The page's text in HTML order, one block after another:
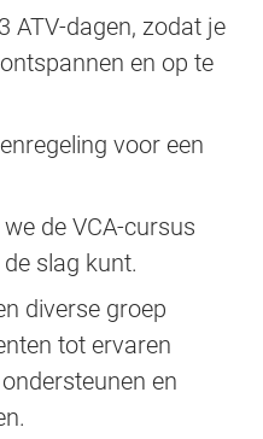
ATV-dagen, zodat je
en op te
voor een
de VCA-cursus
slag kunt.
diverse groep
tot ervaren
en